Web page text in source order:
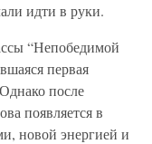
идти в руки.
“Непобедимой
первая
после
появляется в
новой энергией и